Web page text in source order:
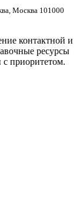
Москва 101000
контактной и
ресурсы
приоритетом.